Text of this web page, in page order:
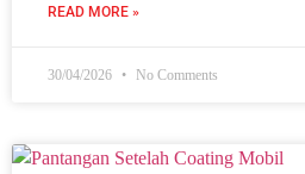
READ MORE »
30/04/2026 No Comments